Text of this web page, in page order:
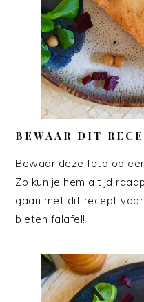
BEWAAR DIT
Bewaar deze foto op
Zo kun je hem altijd
gaan met dit recept
bieten falafel!